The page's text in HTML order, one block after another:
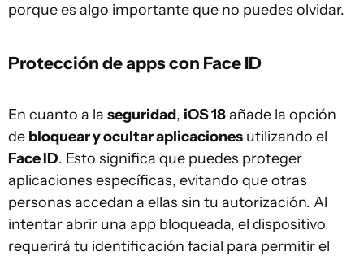
porque es algo importante que no puedes olvidar.
Protección de apps con Face ID
En cuanto a la seguridad, iOS 18añade la opción
de bloquear y ocultar aplicaciones utilizando el
Face ID. Esto significa que puedes proteger
aplicaciones específicas, evitando que otras
personas accedan a ellas sin tu autorización. Al
intentar abrir una app bloqueada, el dispositivo
requerirá tu identificación facial para permitir el